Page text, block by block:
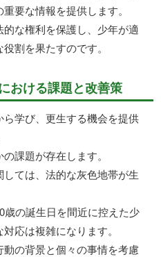
要な情報を提供します。
な権利を保護し、少年が適
割を果たすのです。
おける課題と改善策
学び、更生する機会を提供
課題が存在します。
ては、法的な灰色地帯が生
の誕生日を間近に控えた少
応は複雑になります。
の背景と個々の事情を考慮